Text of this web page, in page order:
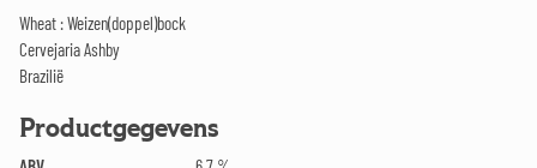
Wheat : Weizen(doppel)bock
Cervejaria Ashby
Brazilië
Productgegevens